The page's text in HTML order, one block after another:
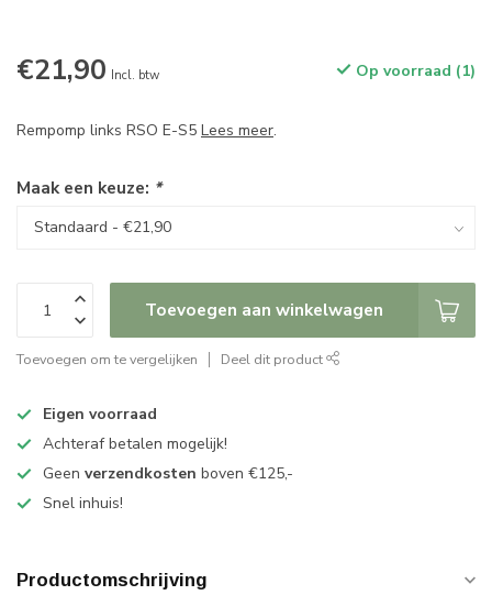
€21,90 Incl. btw Op voorraad (1)
Rempomp links RSO E-S5 Lees meer.
Maak een keuze: *
Toevoegen aan winkelwagen
Toevoegen om te vergelijken Deel dit product
Eigen voorraad
Achteraf betalen mogelijk!
Geen verzendkosten boven €125,-
Snel inhuis!
Productomschrijving